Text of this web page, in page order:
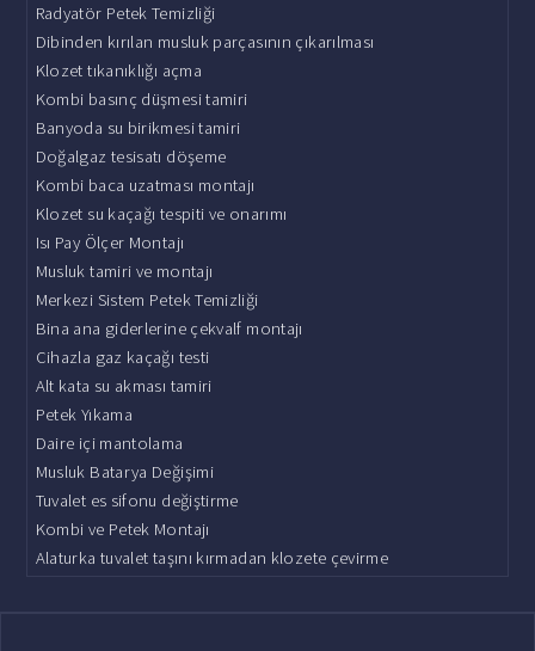
Radyatör Petek Temizliği
Dibinden kırılan musluk parçasının çıkarılması
Klozet tıkanıklığı açma
Kombi basınç düşmesi tamiri
Banyoda su birikmesi tamiri
Doğalgaz tesisatı döşeme
Kombi baca uzatması montajı
Klozet su kaçağı tespiti ve onarımı
Isı Pay Ölçer Montajı
Musluk tamiri ve montajı
Merkezi Sistem Petek Temizliği
Bina ana giderlerine çekvalf montajı
Cihazla gaz kaçağı testi
Alt kata su akması tamiri
Petek Yıkama
Daire içi mantolama
Musluk Batarya Değişimi
Tuvalet es sifonu değiştirme
Kombi ve Petek Montajı
Alaturka tuvalet taşını kırmadan klozete çevirme